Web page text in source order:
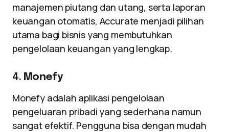
manajemen piutang dan utang, serta laporan
keuangan otomatis, Accurate menjadi pilihan
utama bagi bisnis yang membutuhkan
pengelolaan keuangan yang lengkap.
4. Monefy
Monefy adalah aplikasi pengelolaan
pengeluaran pribadi yang sederhana namun
sangat efektif. Pengguna bisa dengan mudah